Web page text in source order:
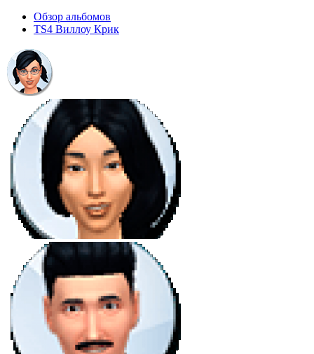
Обзор альбомов
TS4 Виллоу Крик